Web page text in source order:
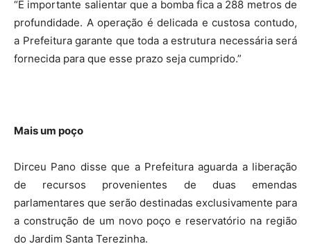
“É importante salientar que a bomba fica a 288 metros de
profundidade. A operação é delicada e custosa contudo,
a Prefeitura garante que toda a estrutura necessária será
fornecida para que esse prazo seja cumprido.”
Mais um poço
Dirceu Pano disse que a Prefeitura aguarda a liberação
de recursos provenientes de duas emendas
parlamentares que serão destinadas exclusivamente para
a construção de um novo poço e reservatório na região
do Jardim Santa Terezinha.